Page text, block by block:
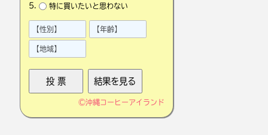
特に買いたいと思わない
©沖縄コーヒーアイランド